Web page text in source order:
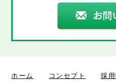
ホーム コンセプト 採